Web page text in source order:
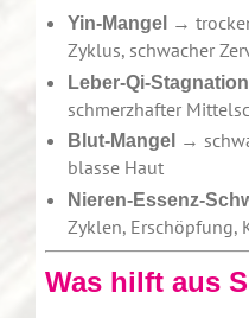
Yin-Mangel →
Zyklus, schwacher
Leber-Qi-Stagnation
schmerzhafter
Blut-Mangel →
blasse Haut
Nieren-Essenz-
Zyklen,
Was hilft aus